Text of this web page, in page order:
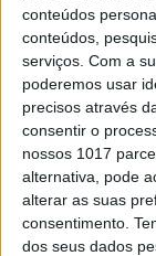
conteúdos
conteúdos,
serviços. Com a
poderemos usar
precisos através
consentir o
nossos 1017
alternativa, pode
alterar as suas
consentimento.
dos seus dados
VISÃO SETE
Festivais
Duas
em Lisboa
Entre
urbana volta
festivais
são grátis